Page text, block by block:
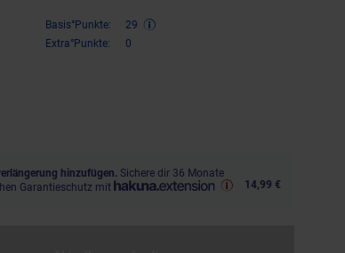
Basis°Punkte:
29
Extra°Punkte:
0
hinzufügen. Sichere dir 36 Monate
Garantieschutz mit
14,99 €